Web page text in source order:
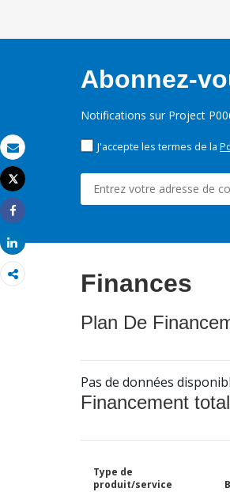
Email
Imprimer
Tweet
Share
Share
Abonnez-
Notifications sur Project
J'accepte les termes de la
Finances
Plan De
Pas de données
Financement
Type de
produit/service